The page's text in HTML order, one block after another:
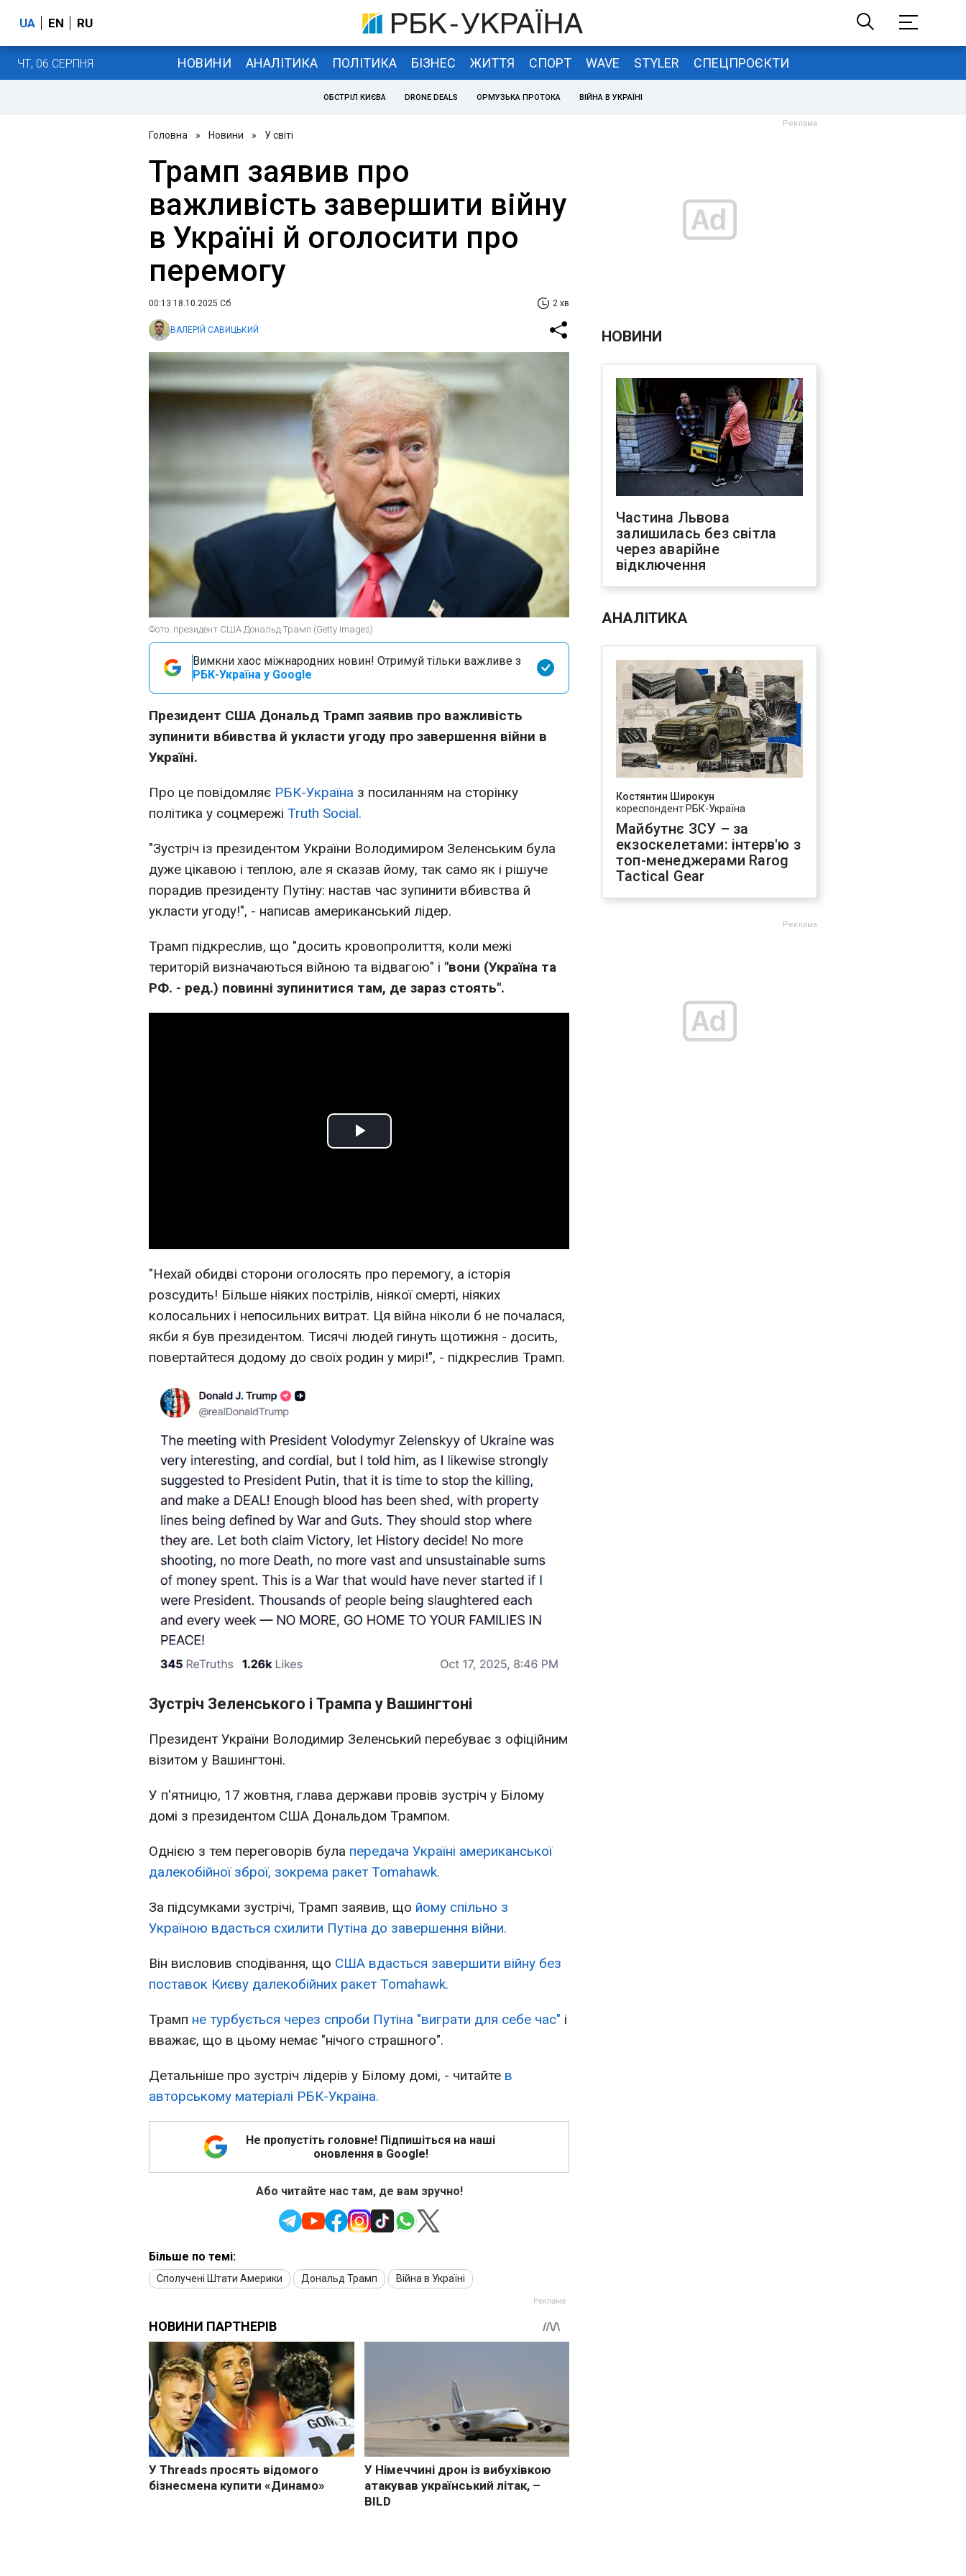
UA EN RU
ЧТ, 06 СЕРПНЯ НОВИНИ АНАЛІТИКА ПОЛІТИКА БІЗНЕС ЖИТТЯ СПОРТ WAVE STYLER СПЕЦПРОЄКТИ
ОБСТРІЛ КИЄВА DRONE DEALS ОРМУЗЬКА ПРОТОКА ВІЙНА В УКРАЇНІ
Головна » Новини » У світі
Трамп заявив про
важливість завершити війну
в Україні й оголосити про
перемогу
00:13 18.10.2025 Сб 2 хв
ВАЛЕРІЙ САВИЦЬКИЙ
Фото: президент США Дональд Трамп (Getty Images)
Вимкни хаос міжнародних новин! Отримуй тільки важливе з
РБК-Україна у Google
Президент США Дональд Трамп заявив про важливість
зупинити вбивства й укласти угоду про завершення війни в
Україні.
Про це повідомляє РБК-Україна з посиланням на сторінку
політика у соцмережі Truth Social.
"Зустріч із президентом України Володимиром Зеленським була
дуже цікавою і теплою, але я сказав йому, так само як і рішуче
порадив президенту Путіну: настав час зупинити вбивства й
укласти угоду!", - написав американський лідер.
Трамп підкреслив, що "досить кровопролиття, коли межі
територій визначаються війною та відвагою" і "вони (Україна та
РФ. - ред.) повинні зупинитися там, де зараз стоять".
Play
"Нехай обидві сторони оголосять про перемогу, а історія
розсудить! Більше ніяких пострілів, ніякої смерті, ніяких
колосальних і непосильних витрат. Ця війна ніколи б не почалася,
якби я був президентом. Тисячі людей гинуть щотижня - досить,
повертайтеся додому до своїх родин у мирі!", - підкреслив Трамп.
Зустріч Зеленського і Трампа у Вашингтоні
Президент України Володимир Зеленський перебуває з офіційним
візитом у Вашингтоні.
У п'ятницю, 17 жовтня, глава держави провів зустріч у Білому
домі з президентом США Дональдом Трампом.
Однією з тем переговорів була передача Україні американської
далекобійної зброї, зокрема ракет Tomahawk.
За підсумками зустрічі, Трамп заявив, що йому спільно з
Україною вдасться схилити Путіна до завершення війни.
Він висловив сподівання, що США вдасться завершити війну без
поставок Києву далекобійних ракет Tomahawk.
Трамп не турбується через спроби Путіна "виграти для себе час" і
вважає, що в цьому немає "нічого страшного".
Детальніше про зустріч лідерів у Білому домі, - читайте в
авторському матеріалі РБК-Україна.
Не пропустіть головне! Підпишіться на наші
оновлення в Google!
Або читайте нас там, де вам зручно!
Більше по темі:
Сполучені Штати Америки Дональд Трамп Війна в Україні
НОВИНИ
Частина Львова
залишилась без світла
через аварійне
відключення
АНАЛІТИКА
Костянтин Широкун
кореспондент РБК-Україна
Майбутнє ЗСУ – за
екзоскелетами: інтерв'ю з
топ-менеджерами Rarog
Tactical Gear